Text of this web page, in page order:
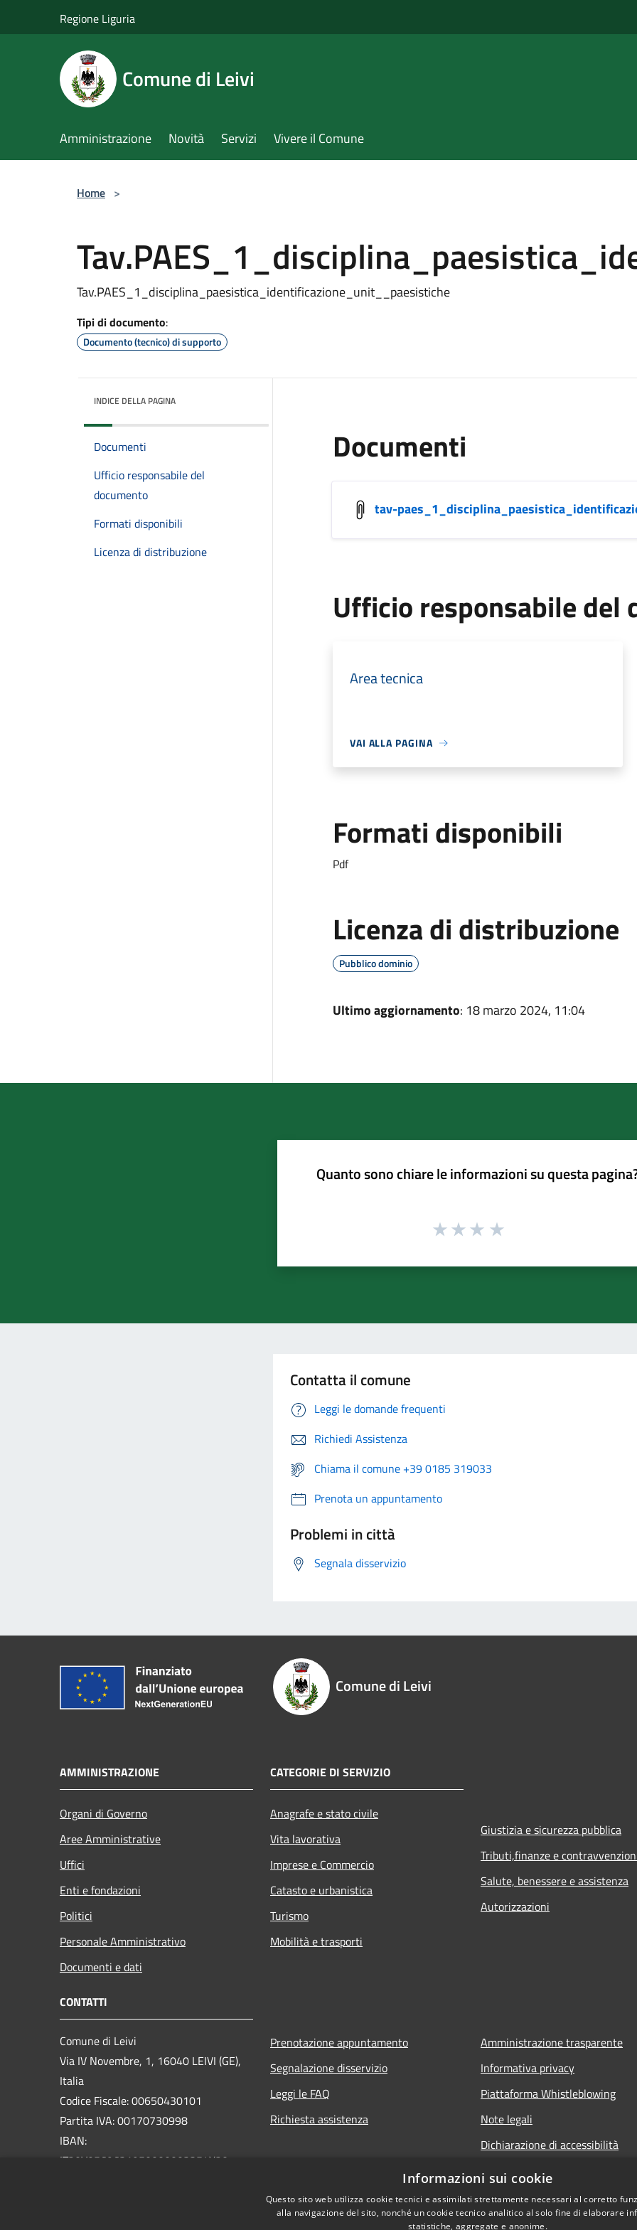
Regione Liguria
Comune di Leivi
Amministrazione Novità Servizi Vivere il Comune
Home >
Tav.PAES_1_disciplina_paesistica_identificazione_unit__paesistiche
Tipi di documento:
Documento (tecnico) di supporto
INDICE DELLA PAGINA
Documenti
Ufficio responsabile del
documento
Formati disponibili
Licenza di distribuzione
Documenti
tav-
Ufficio responsabile del
Area tecnica
VAI ALLA PAGINA
Formati disponibili
Pdf
Licenza di distribuzione
Pubblico dominio
Ultimo aggiornamento: 18 marzo 2024, 11:04
Quanto sono chiare le informazioni su questa
Contatta il comune
Leggi le domande frequenti
Richiedi Assistenza
Chiama il comune +39 0185 319033
Prenota un appuntamento
Problemi in città
Segnala disservizio
Comune di Leivi
AMMINISTRAZIONE
Organi di Governo
Aree Amministrative
Uffici
Enti e fondazioni
Politici
Personale Amministrativo
Documenti e dati
CATEGORIE DI SERVIZIO
Anagrafe e stato civile
Vita lavorativa
Imprese e Commercio
Catasto e urbanistica
Turismo
Mobilità e trasporti
Giustizia e sicurezza pubblica
Tributi,finanze e
Salute, benessere e assistenza
Autorizzazioni
CONTATTI
Comune di Leivi
Via IV Novembre, 1, 16040 LEIVI (GE),
Italia
Codice Fiscale: 00650430101
Partita IVA: 00170730998
IBAN:
IT20V0569631950000003354X20
Prenotazione appuntamento
Segnalazione disservizio
Leggi le FAQ
Richiesta assistenza
Amministrazione trasparente
Informativa privacy
Piattaforma Whistleblowing
Note legali
Dichiarazione di accessibilità
Informazioni sui cookie
Questo sito web utilizza cookie tecnici e assimilati strettamente necessari al corretto
alla navigazione del sito, nonché un cookie tecnico analitico al solo fine di elaborare
statistiche, aggregate e anonime.